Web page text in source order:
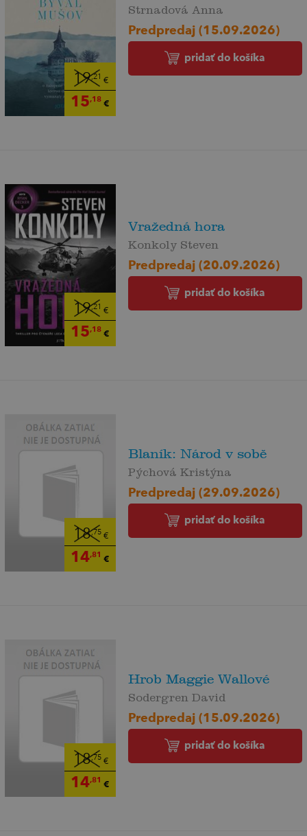
19,21 €
15,18€
Strnadová Anna
Predpredaj (15.09.2026)
pridať do košíka
19,21 €
15,18€
Vražedná hora
Konkoly Steven
Predpredaj (20.09.2026)
pridať do košíka
18,75€
14,81 €
Blaník: Národ v sobě
Pýchová Kristýna
Predpredaj (29.09.2026)
pridať do košíka
18,75€
14,81 €
Hrob Maggie Wallové
Sodergren David
Predpredaj (15.09.2026)
pridať do košíka